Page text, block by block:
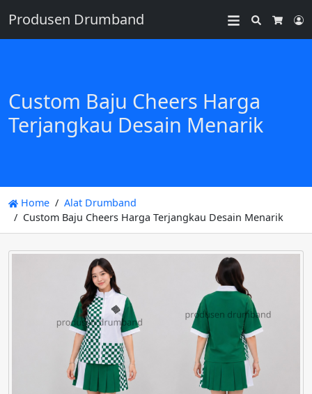
Produsen Drumband
Search
Custom Baju Cheers Harga
Terjangkau Desain Menarik
Home
Alat Drumband
Custom Baju Cheers Harga Terjangkau Desain Menarik